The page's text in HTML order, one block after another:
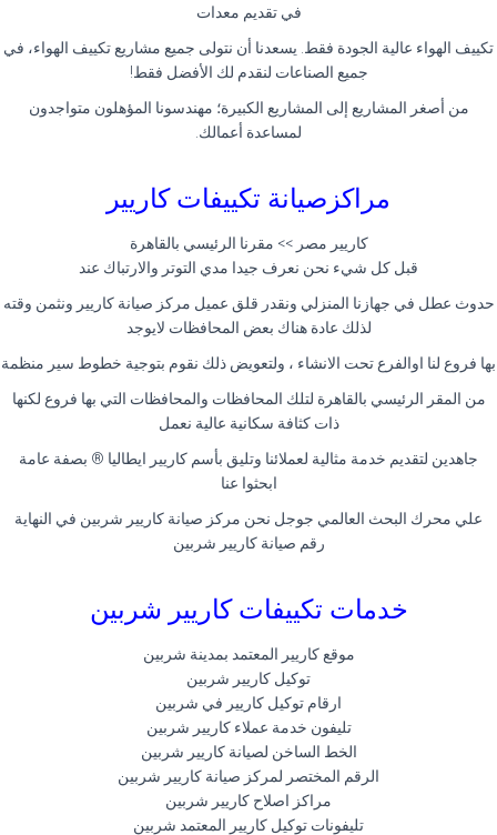
في تقديم معدات
تكييف الهواء عالية الجودة فقط. يسعدنا أن نتولى جميع مشاريع تكييف الهواء، في
جميع الصناعات لنقدم لك الأفضل فقط!
من أصغر المشاريع إلى المشاريع الكبيرة؛ مهندسونا المؤهلون متواجدون
لمساعدة أعمالك.
مراكزصيانة تكييفات كاريير
كاريير مصر >> مقرنا الرئيسي بالقاهرة
قبل كل شيء نحن نعرف جيدا مدي التوتر والارتباك عند
حدوث عطل في جهازنا المنزلي ونقدر قلق عميل مركز صيانة كاريير ونثمن وقته
لذلك عادة هناك بعض المحافظات لايوجد
بها فروع لنا اوالفرع تحت الانشاء ، ولتعويض ذلك نقوم بتوجية خطوط سير منظمة
من المقر الرئيسي بالقاهرة لتلك المحافظات والمحافظات التي بها فروع لكنها
ذات كثافة سكانية عالية نعمل
جاهدين لتقديم خدمة مثالية لعملائنا وتليق بأسم كاريير ايطاليا ® بصفة عامة
ابحثوا عنا
علي محرك البحث العالمي جوجل نحن مركز صيانة كاريير شربين في النهاية
رقم صيانة كاريير شربين
خدمات تكييفات كاريير شربين
موقع كاريير المعتمد بمدينة شربين
توكيل كاريير شربين
ارقام توكيل كاريير في شربين
تليفون خدمة عملاء كاريير شربين
الخط الساخن لصيانة كاريير شربين
الرقم المختصر لمركز صيانة كاريير شربين
مراكز اصلاح كاريير شربين
تليفونات توكيل كاريير المعتمد شربين